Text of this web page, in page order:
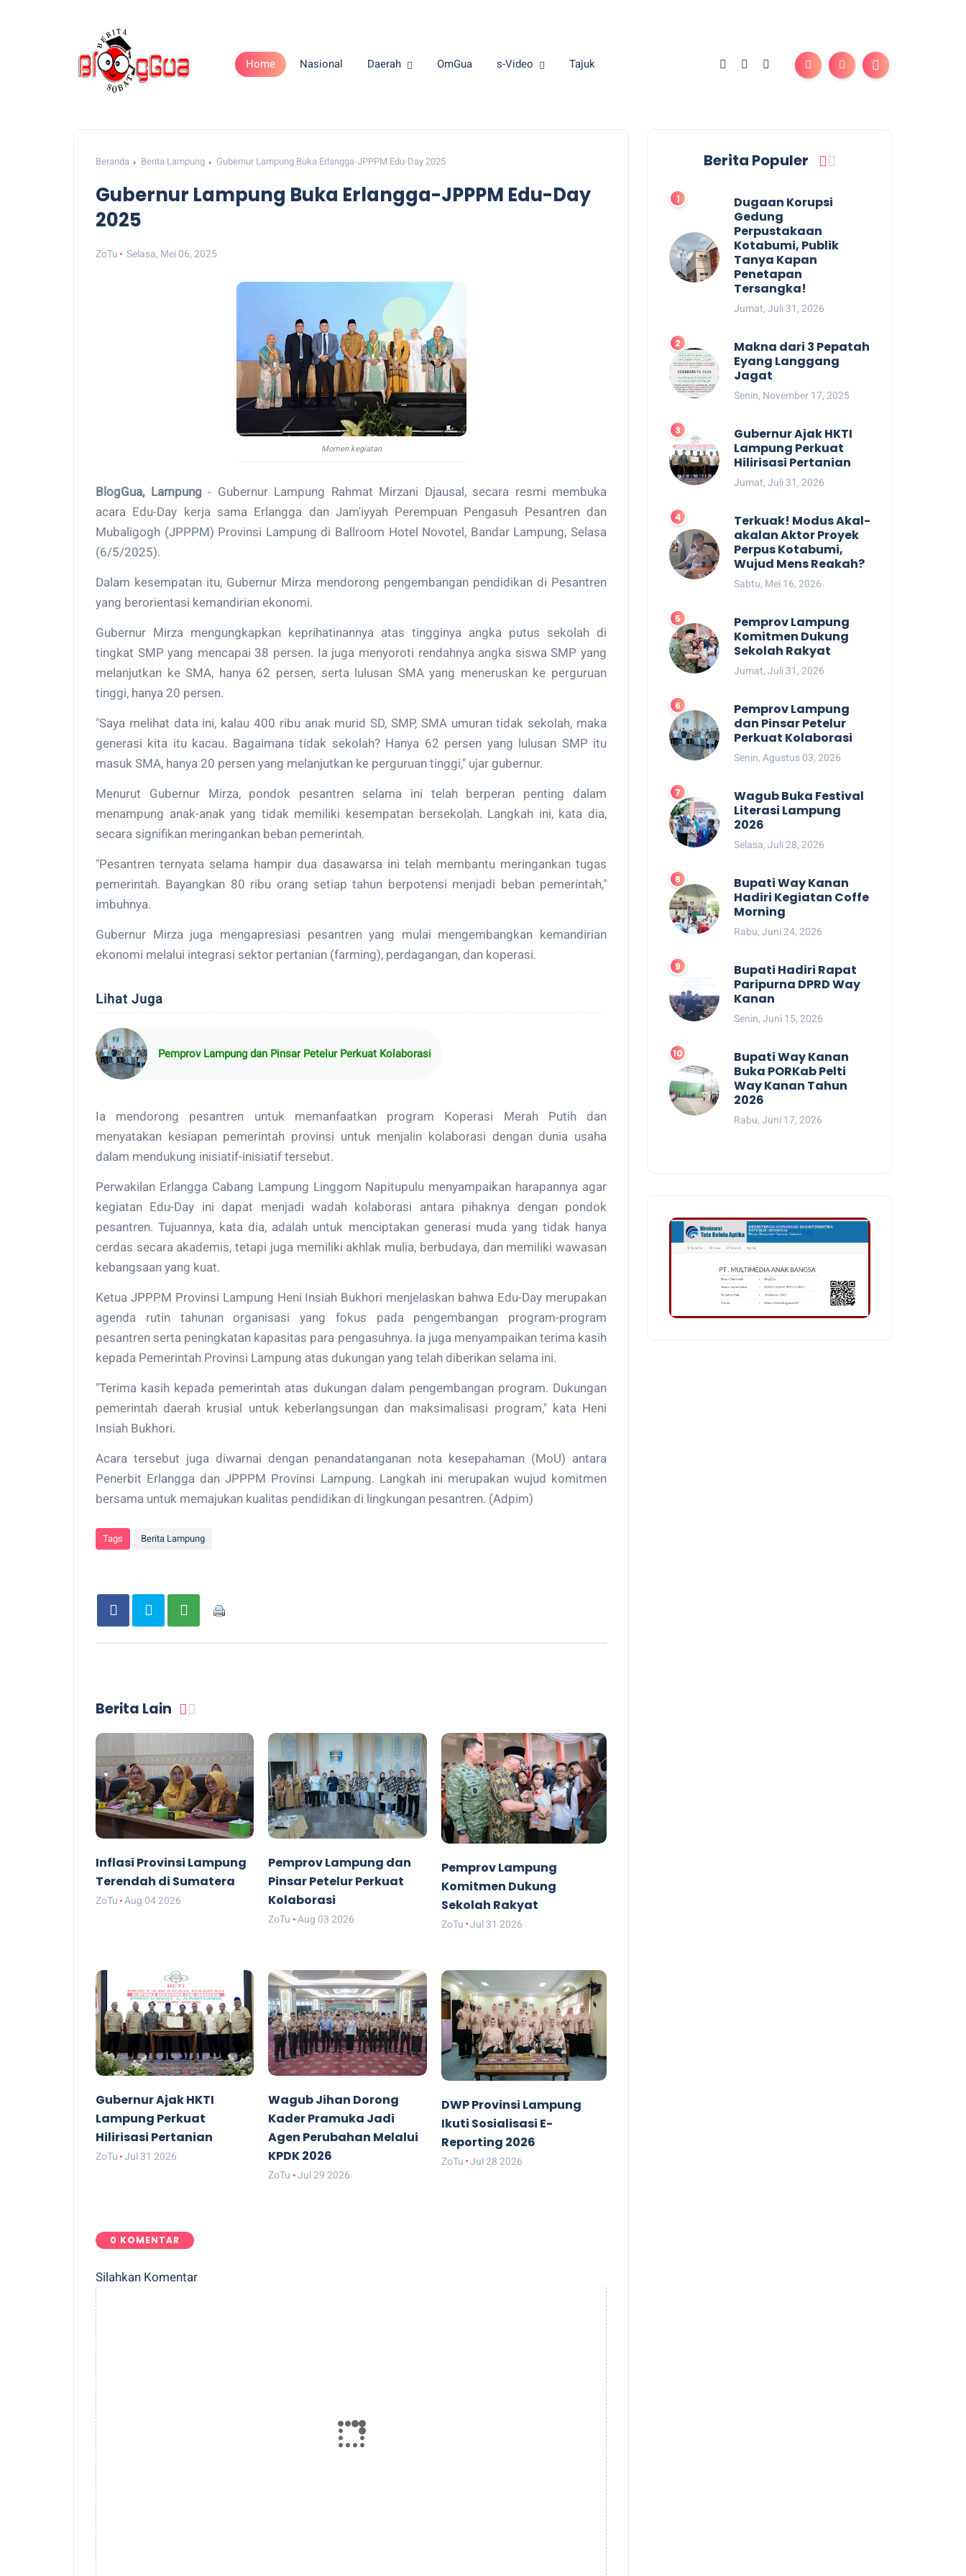
Home Nasional Daerah OmGua s-Video Tajuk
Beranda Berita Lampung Gubernur Lampung Buka Erlangga-JPPPM Edu-Day 2025
Gubernur Lampung Buka Erlangga-JPPPM Edu-Day
2025
ZoTu Selasa, Mei 06, 2025
Momen kegiatan
BlogGua, Lampung - Gubernur Lampung Rahmat Mirzani Djausal, secara resmi membuka
acara Edu-Day kerja sama Erlangga dan Jam'iyyah Perempuan Pengasuh Pesantren dan
Mubaligogh (JPPPM) Provinsi Lampung di Ballroom Hotel Novotel, Bandar Lampung, Selasa
(6/5/2025).
Dalam kesempatan itu, Gubernur Mirza mendorong pengembangan pendidikan di Pesantren
yang berorientasi kemandirian ekonomi.
Gubernur Mirza mengungkapkan keprihatinannya atas tingginya angka putus sekolah di
tingkat SMP yang mencapai 38 persen. Ia juga menyoroti rendahnya angka siswa SMP yang
melanjutkan ke SMA, hanya 62 persen, serta lulusan SMA yang meneruskan ke perguruan
tinggi, hanya 20 persen.
"Saya melihat data ini, kalau 400 ribu anak murid SD, SMP, SMA umuran tidak sekolah, maka
generasi kita itu kacau. Bagaimana tidak sekolah? Hanya 62 persen yang lulusan SMP itu
masuk SMA, hanya 20 persen yang melanjutkan ke perguruan tinggi," ujar gubernur.
Menurut Gubernur Mirza, pondok pesantren selama ini telah berperan penting dalam
menampung anak-anak yang tidak memiliki kesempatan bersekolah. Langkah ini, kata dia,
secara signifikan meringankan beban pemerintah.
"Pesantren ternyata selama hampir dua dasawarsa ini telah membantu meringankan tugas
pemerintah. Bayangkan 80 ribu orang setiap tahun berpotensi menjadi beban pemerintah,"
imbuhnya.
Gubernur Mirza juga mengapresiasi pesantren yang mulai mengembangkan kemandirian
ekonomi melalui integrasi sektor pertanian (farming), perdagangan, dan koperasi.
Lihat Juga
Pemprov Lampung dan Pinsar Petelur Perkuat Kolaborasi
Ia mendorong pesantren untuk memanfaatkan program Koperasi Merah Putih dan
menyatakan kesiapan pemerintah provinsi untuk menjalin kolaborasi dengan dunia usaha
dalam mendukung inisiatif-inisiatif tersebut.
Perwakilan Erlangga Cabang Lampung Linggom Napitupulu menyampaikan harapannya agar
kegiatan Edu-Day ini dapat menjadi wadah kolaborasi antara pihaknya dengan pondok
pesantren. Tujuannya, kata dia, adalah untuk menciptakan generasi muda yang tidak hanya
cerdas secara akademis, tetapi juga memiliki akhlak mulia, berbudaya, dan memiliki wawasan
kebangsaan yang kuat.
Ketua JPPPM Provinsi Lampung Heni Insiah Bukhori menjelaskan bahwa Edu-Day merupakan
agenda rutin tahunan organisasi yang fokus pada pengembangan program-program
pesantren serta peningkatan kapasitas para pengasuhnya. Ia juga menyampaikan terima kasih
kepada Pemerintah Provinsi Lampung atas dukungan yang telah diberikan selama ini.
"Terima kasih kepada pemerintah atas dukungan dalam pengembangan program. Dukungan
pemerintah daerah krusial untuk keberlangsungan dan maksimalisasi program," kata Heni
Insiah Bukhori.
Acara tersebut juga diwarnai dengan penandatanganan nota kesepahaman (MoU) antara
Penerbit Erlangga dan JPPPM Provinsi Lampung. Langkah ini merupakan wujud komitmen
bersama untuk memajukan kualitas pendidikan di lingkungan pesantren. (Adpim)
Tags Berita Lampung
Berita Lain
Inflasi Provinsi Lampung
Terendah di Sumatera
ZoTu Aug 04 2026
Pemprov Lampung dan
Pinsar Petelur Perkuat
Kolaborasi
ZoTu Aug 03 2026
Pemprov Lampung
Komitmen Dukung
Sekolah Rakyat
ZoTu Jul 31 2026
Gubernur Ajak HKTI
Lampung Perkuat
Hilirisasi Pertanian
ZoTu Jul 31 2026
Wagub Jihan Dorong
Kader Pramuka Jadi
Agen Perubahan Melalui
KPDK 2026
ZoTu Jul 29 2026
DWP Provinsi Lampung
Ikuti Sosialisasi E-
Reporting 2026
ZoTu Jul 28 2026
0 KOMENTAR
Silahkan Komentar
Berita Populer
Dugaan Korupsi
Gedung
Perpustakaan
Kotabumi, Publik
Tanya Kapan
Penetapan
Tersangka!
Jumat, Juli 31, 2026
Makna dari 3 Pepatah
Eyang Langgang
Jagat
Senin, November 17, 2025
Gubernur Ajak HKTI
Lampung Perkuat
Hilirisasi Pertanian
Jumat, Juli 31, 2026
Terkuak! Modus Akal-
akalan Aktor Proyek
Perpus Kotabumi,
Wujud Mens Reakah?
Sabtu, Mei 16, 2026
Pemprov Lampung
Komitmen Dukung
Sekolah Rakyat
Jumat, Juli 31, 2026
Pemprov Lampung
dan Pinsar Petelur
Perkuat Kolaborasi
Senin, Agustus 03, 2026
Wagub Buka Festival
Literasi Lampung
2026
Selasa, Juli 28, 2026
Bupati Way Kanan
Hadiri Kegiatan Coffe
Morning
Rabu, Juni 24, 2026
Bupati Hadiri Rapat
Paripurna DPRD Way
Kanan
Senin, Juni 15, 2026
Bupati Way Kanan
Buka PORKab Pelti
Way Kanan Tahun
2026
Rabu, Juni 17, 2026